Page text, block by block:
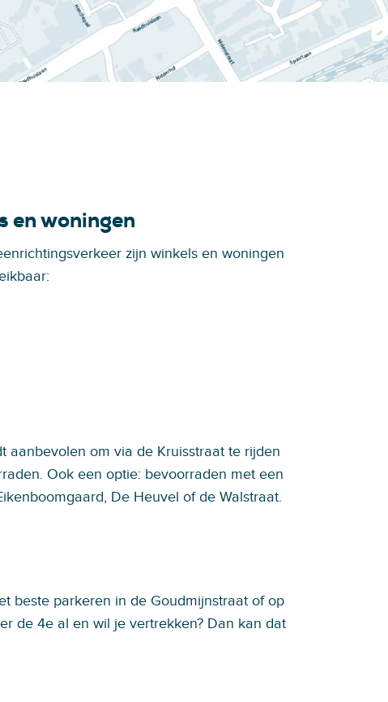
en woningen
zijn winkels en woningen
aanbevolen om via de Kruisstraat te rijden
Ook een optie: bevoorraden met een
De Heuvel of de Walstraat.
beste parkeren in de Goudmijnstraat of op
de 4e al en wil je vertrekken? Dan kan dat